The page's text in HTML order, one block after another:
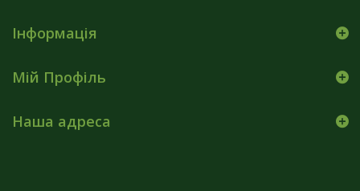
Інформація
Мій Профіль
Наша адреса